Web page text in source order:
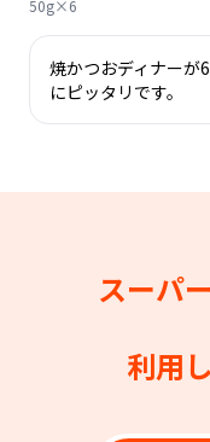
50g×6
焼かつおディナーが
にピッタリです。
スーパ
利用